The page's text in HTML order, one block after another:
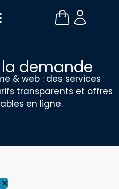
demande​
& web : des services
transparents et offres
en ligne.